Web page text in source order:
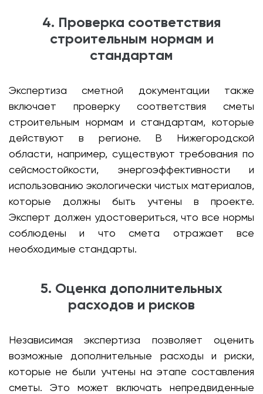
4. Проверка соответствия
строительным нормам и
стандартам
Экспертиза сметной документации также
включает проверку соответствия сметы
строительным нормам и стандартам, которые
действуют в регионе. В Нижегородской
области, например, существуют требования по
сейсмостойкости, энергоэффективности и
использованию экологически чистых материалов,
которые должны быть учтены в проекте.
Эксперт должен удостовериться, что все нормы
соблюдены и что смета отражает все
необходимые стандарты.
5. Оценка дополнительных
расходов и рисков
Независимая экспертиза позволяет оценить
возможные дополнительные расходы и риски,
которые не были учтены на этапе составления
сметы. Это может включать непредвиденные